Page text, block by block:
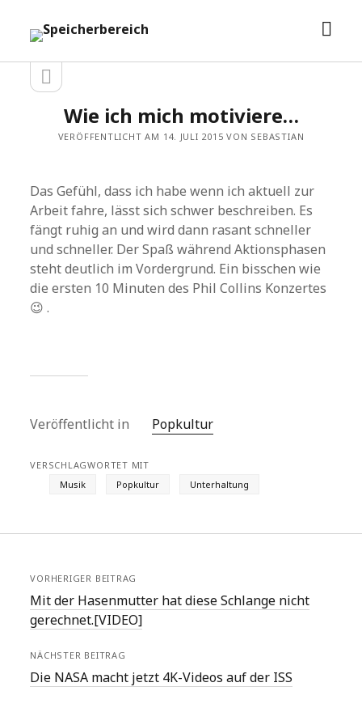
Speicherbereich
Seitenleiste
Seitenleiste
öffnen
Wie ich mich motiviere…
VERÖFFENTLICHT AM 14. JULI 2015 VON SEBASTIAN
Das Gefühl, dass ich habe wenn ich aktuell zur
Arbeit fahre, lässt sich schwer beschreiben. Es
fängt ruhig an und wird dann rasant schneller
und schneller. Der Spaß während Aktionsphasen
steht deutlich im Vordergrund. Ein bisschen wie
die ersten 10 Minuten des Phil Collins Konzertes
😉 .
Veröffentlicht in Popkultur
VERSCHLAGWORTET MIT
Musik
Popkultur Unterhaltung
VORHERIGER BEITRAG
Mit der Hasenmutter hat diese Schlange nicht
gerechnet.[VIDEO]
NÄCHSTER BEITRAG
Die NASA macht jetzt 4K-Videos auf der ISS